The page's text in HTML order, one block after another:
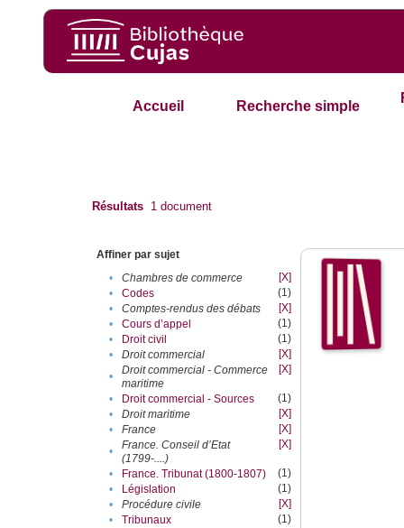
Accueil Recherche simple
Résultats 1 document
Affiner par sujet
•
Chambres de commerce
[X]
•
Codes
(1)
•
Comptes-rendus des débats
[X]
•
Cours d’appel
(1)
•
Droit civil
(1)
•
Droit commercial
[X]
•
Droit commercial - Commerce
maritime
[X]
• Droit commercial - Sources
(1)
•
Droit maritime
[X]
•
France
[X]
•
France. Conseil d’Etat
(1799-....)
[X]
• France. Tribunat (1800-1807)
(1)
•
Législation
(1)
•
Procédure civile
[X]
•
Tribunaux
(1)